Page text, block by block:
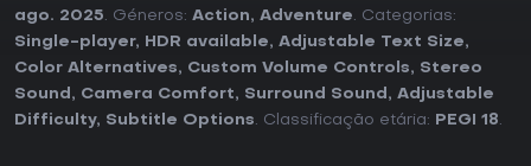
ago. 2025. Géneros: Action, Adventure. Categorias:
Single-player, HDR available, Adjustable Text Size,
Color Alternatives, Custom Volume Controls, Stereo
Sound , Camera Comfort, Surround Sound , Adjustable
Difficulty, Subtitle Options. Classificação etária: PEGI 18.